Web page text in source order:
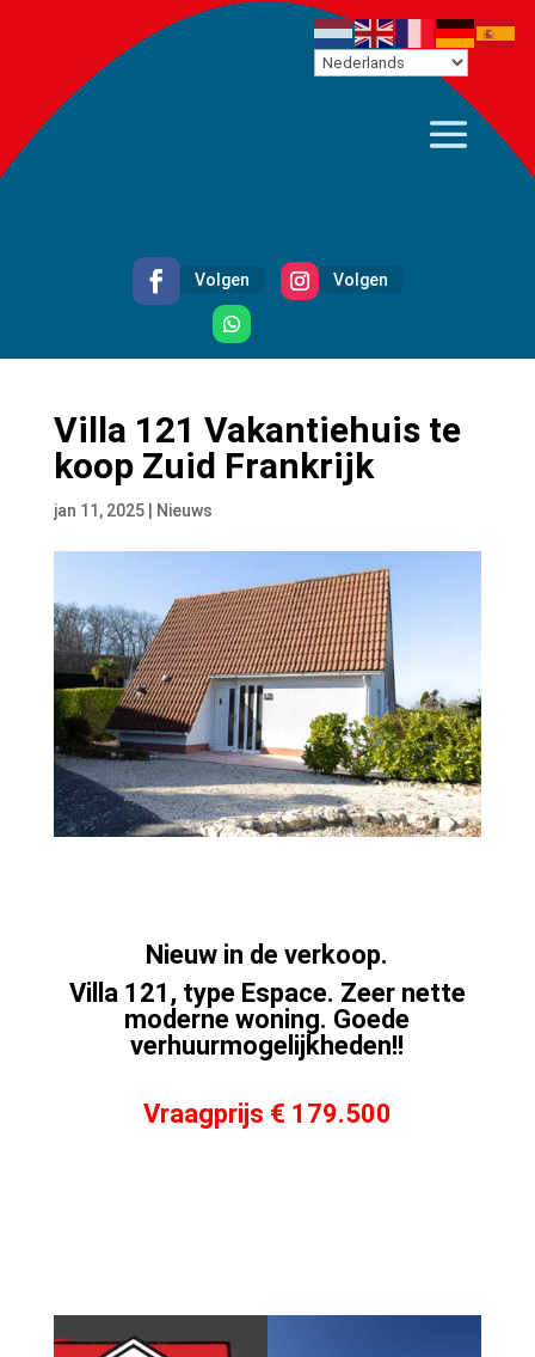
Volgen Volgen
Villa 121 Vakantiehuis te
koop Zuid Frankrijk
jan 11, 2025| Nieuws
Nieuw in de verkoop.
Villa 121, type Espace. Zeer nette
moderne woning. Goede
verhuurmogelijkheden!!
Vraagprijs € 179.500